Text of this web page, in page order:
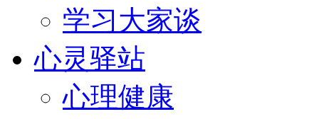
学习大家谈
心灵驿站
心理健康